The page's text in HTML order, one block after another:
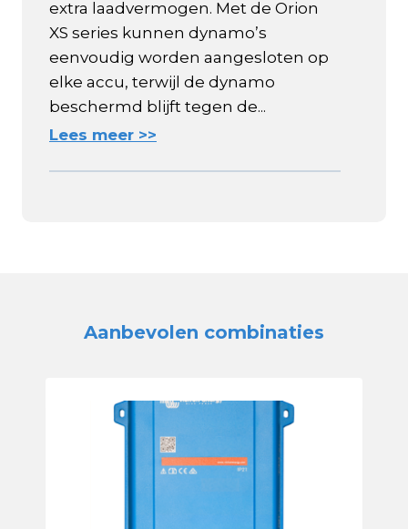
extra laadvermogen. Met de Orion
XS series kunnen dynamo’s
eenvoudig worden aangesloten op
elke accu, terwijl de dynamo
beschermd blijft tegen de...
Lees meer >>
Aanbevolen combinaties